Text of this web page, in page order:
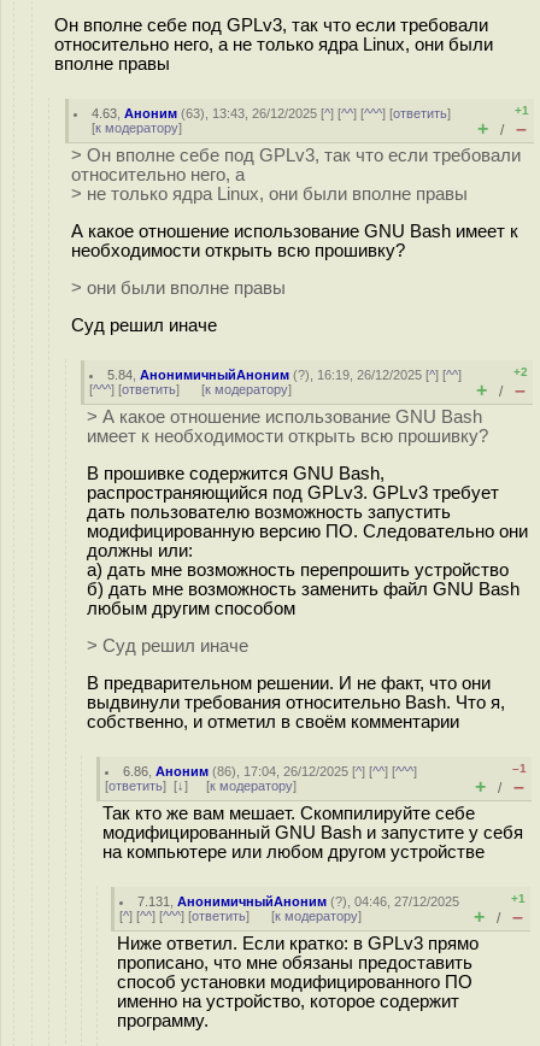
Он вполне себе под GPLv3, так что если требовали
относительно него, а не только ядра Linux, они были
вполне правы
4.63 ,Аноним (63), 13:43, 26/12/2025 [^] [^^] [^^^] [ответить]
[к модератору]
+1
+ / –
> Он вполне себе под GPLv3, так что если требовали
относительно него, а
> не только ядра Linux, они были вполне правы
А какое отношение использование GNU Bash имеет к
необходимости открыть всю прошивку?
> они были вполне правы
Суд решил иначе
5.84 ,АнонимичныйАноним (?), 16:19, 26/12/2025 [^] [^^]
[^^^] [ответить] [к модератору]
+2
+ / –
> А какое отношение использование GNU Bash
имеет к необходимости открыть всю прошивку?
В прошивке содержится GNU Bash,
распространяющийся под GPLv3. GPLv3 требует
дать пользователю возможность запустить
модифицированную версию ПО. Следовательно они
должны или:
а) дать мне возможность перепрошить устройство
б) дать мне возможность заменить файл GNU Bash
любым другим способом
> Суд решил иначе
В предварительном решении. И не факт, что они
выдвинули требования относительно Bash. Что я,
собственно, и отметил в своём комментарии
6.86 ,Аноним (86), 17:04, 26/12/2025 [^] [^^] [^^^]
[ответить] [↓] [к модератору]
–1
+ / –
Так кто же вам мешает. Скомпилируйте себе
модифицированный GNU Bash и запустите у себя
на компьютере или любом другом устройстве
7.131 ,АнонимичныйАноним (?), 04:46, 27/12/2025
[^] [^^] [^^^] [ответить] [к модератору]
+1
+ / –
Ниже ответил. Если кратко: в GPLv3 прямо
прописано, что мне обязаны предоставить
способ установки модифицированного ПО
именно на устройство, которое содержит
программу.